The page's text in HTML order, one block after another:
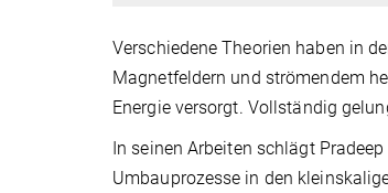
Verschiedene Theorien haben in
Magnetfeldern und strömendem
Energie versorgt. Vollständig
In seinen Arbeiten schlägt
Umbauprozesse in den